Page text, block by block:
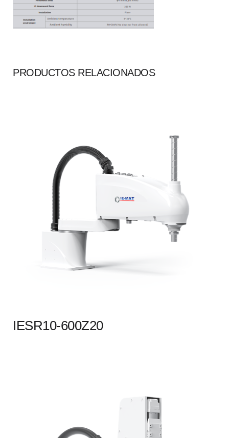
PRODUCTOS RELACIONADOS
IESR10-600Z20